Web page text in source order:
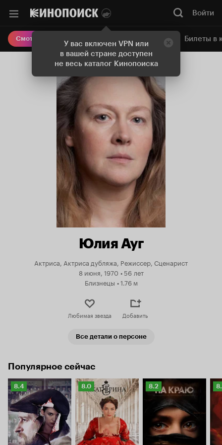
У вас включен VPN или
в вашей стране доступен
не весь каталог Кинопоиска
Войти
Смотреть кино Онлайн-кинотеатр Билеты в
Юлия Ауг
Актриса, Актриса дубляжа, Режиссер, Сценарист
8 июня, 1970 •56 лет
Близнецы •1.76 м
Любимая звезда Добавить
Все детали о персоне
Популярное сейчас
Рейтинг
Кинопоиска
8.4
8.4
Рейтинг
Кинопоиска
8.0
8.0
Рейтинг
Кинопоиска
8.2